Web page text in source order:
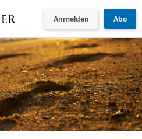
Anmelden Abo